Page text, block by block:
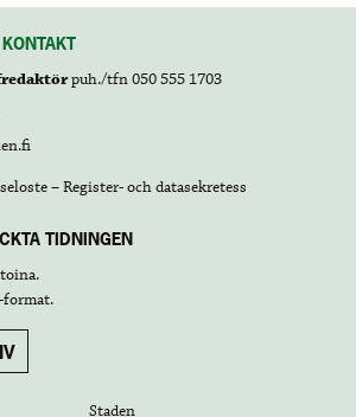
puh./tfn 050 555 1703
– Register- och datasekretess
TIDNINGEN
.
format.
Staden